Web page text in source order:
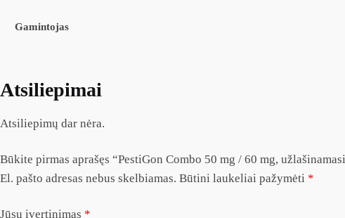
Gamintojas
Atsiliepimai
Atsiliepimų dar nėra.
Būkite pirmas aprašęs “PestiGon Combo 50 mg / 60 mg,
El. pašto adresas nebus skelbiamas. Būtini laukeliai pažymėti *
Jūsų įvertinimas *